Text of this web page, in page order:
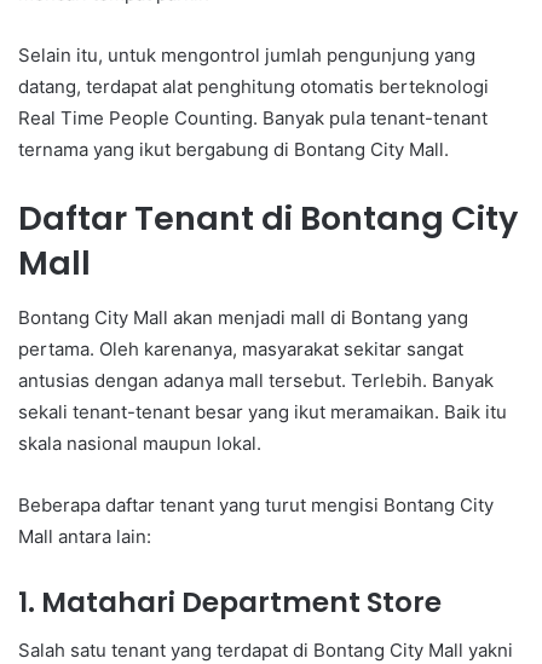
Selain itu, untuk mengontrol jumlah pengunjung yang
datang, terdapat alat penghitung otomatis berteknologi
Real Time People Counting. Banyak pula tenant-tenant
ternama yang ikut bergabung di Bontang City Mall.
Daftar Tenant di Bontang City
Mall
Bontang City Mall akan menjadi mall di Bontang yang
pertama. Oleh karenanya, masyarakat sekitar sangat
antusias dengan adanya mall tersebut. Terlebih. Banyak
sekali tenant-tenant besar yang ikut meramaikan. Baik itu
skala nasional maupun lokal.
Beberapa daftar tenant yang turut mengisi Bontang City
Mall antara lain:
1. Matahari Department Store
Salah satu tenant yang terdapat di Bontang City Mall yakni